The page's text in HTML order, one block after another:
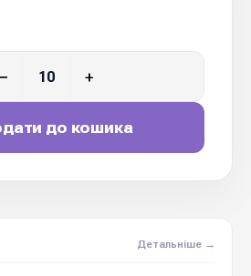
− +
до кошика
Детальніше →